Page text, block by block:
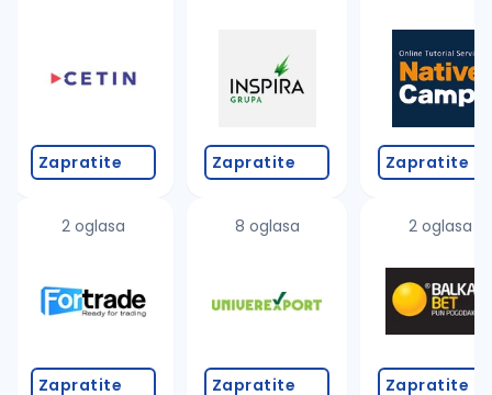
proverite pravopisne greške (koristite č, ć, š, đ,
promenite odabrane filtere pretrage
Zapratite
2 oglasa
Zapratite
Zapratite
8 oglasa
Zapratite
Zapratite
2 oglasa
Zapratite